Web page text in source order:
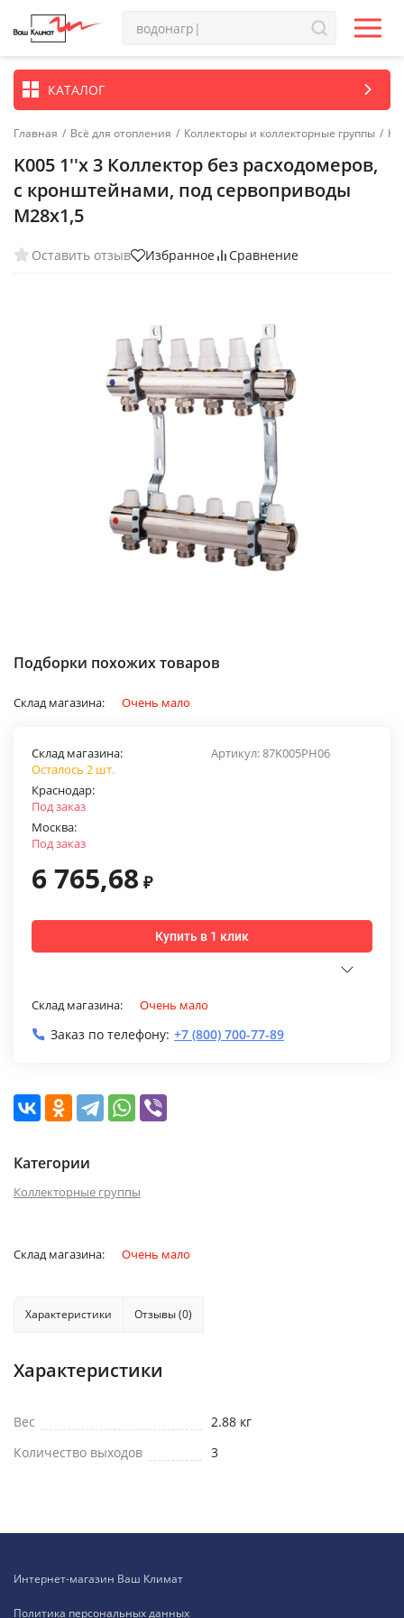
КАТАЛОГ
Главная / Всё для отопления / Коллекторы и коллекторные группы /
K005 1''x 3 Коллектор без расходомеров,
с кронштейнами, под сервоприводы
М28х1,5
Оставить отзыв Избранное Сравнение
Подборки похожих товаров
Склад магазина: Очень мало
Артикул:87K005PH06
Склад магазина:
Осталось 2 шт.
Краснодар:
Под заказ
Москва:
Под заказ
6 765,68 ₽
Купить в 1 клик
Склад магазина: Очень мало
Заказ по телефону: +7 (800) 700-77-89
Категории
Коллекторные группы
Склад магазина: Очень мало
Характеристики Отзывы (0)
Характеристики
Вес
2.88 кг
Количество выходов
3
Интернет-магазин Ваш Климат
Политика персональных данных